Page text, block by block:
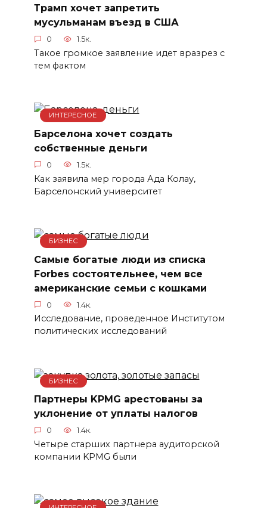
Трамп хочет запретить
мусульманам въезд в США
0 1.5к.
Такое громкое заявление идет вразрез с
тем фактом
ИНТЕРЕСНОЕ
Барселона хочет создать
собственные деньги
0 1.5к.
Как заявила мер города Ада Колау,
Барселонский университет
БИЗНЕС
Самые богатые люди из списка
Forbes состоятельнее, чем все
американские семьи с кошками
0 1.4к.
Исследование, проведенное Институтом
политических исследований
БИЗНЕС
Партнеры KPMG арестованы за
уклонение от уплаты налогов
0 1.4к.
Четыре старших партнера аудиторской
компании KPMG были